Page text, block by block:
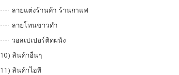
---- ลายแต่งร้านค้า ร้านกาแฟ
---- ลายโทนขาวดำ
---- วอลเปเปอร์ติดผนัง
10) สินค้าอื่นๆ
11) สินค้าไอที